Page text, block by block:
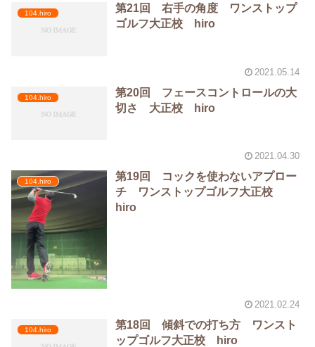
104.hiro
第21回 右手の角度 ワンストップ
ゴルフ大正校 hiro
2021.05.14
104.hiro
第20回 フェースコントロールの大
切さ 大正校 hiro
2021.04.30
104.hiro
第19回 コックを使わないアプロー
チ ワンストップゴルフ大正校
hiro
2021.02.24
104.hiro
第18回 傾斜での打ち方 ワンスト
ップゴルフ大正校 hiro